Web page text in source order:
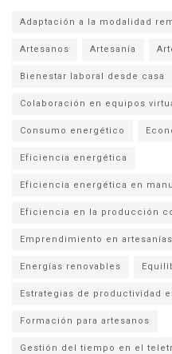
Adaptación a la modalidad
Artesanos Artesanía
Bienestar laboral desde casa
Colaboración en equipos
Consumo energético
Eficiencia energética
Eficiencia energética en
Eficiencia en la producción
Emprendimiento en artesanías
Energías renovables
Estrategias de productividad
Formación para artesanos
Gestión del tiempo en el